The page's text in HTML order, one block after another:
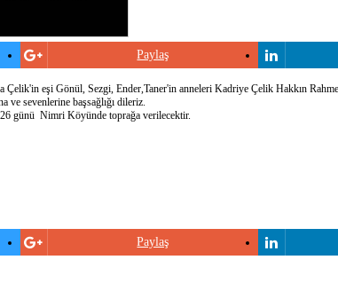
Paylaş
eşi Gönül, Sezgi, Ender,Taner'in anneleri Kadriye Çelik Hakkın
ve sevenlerine başsağlığı dileriz.
günü Nimri Köyünde toprağa verilecektir.
Paylaş